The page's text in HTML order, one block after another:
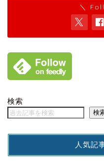
＼
検索
検
人気記